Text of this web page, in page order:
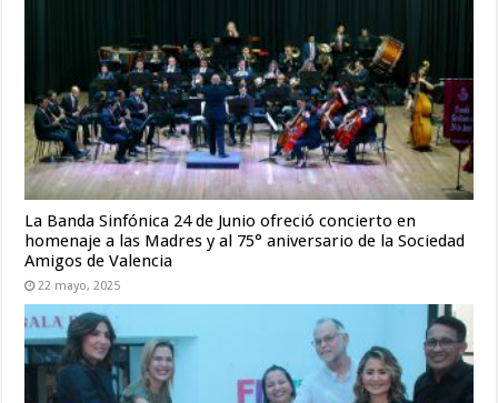
La Banda Sinfónica 24 de Junio ofreció concierto en
homenaje a las Madres y al 75° aniversario de la Sociedad
Amigos de Valencia
22 mayo, 2025